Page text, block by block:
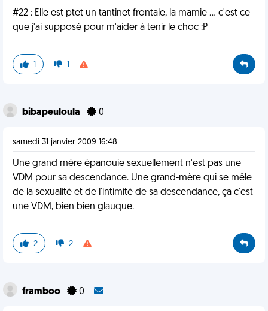
#22 : Elle est ptet un tantinet frontale, la mamie ... c'est ce
que j'ai supposé pour m'aider à tenir le choc :P
1 1
bibapeuloula 0
samedi 31 janvier 2009 16:48
Une grand mère épanouie sexuellement n'est pas une
VDM pour sa descendance. Une grand-mère qui se mêle
de la sexualité et de l'intimité de sa descendance, ça c'est
une VDM, bien bien glauque.
2 2
framboo 0